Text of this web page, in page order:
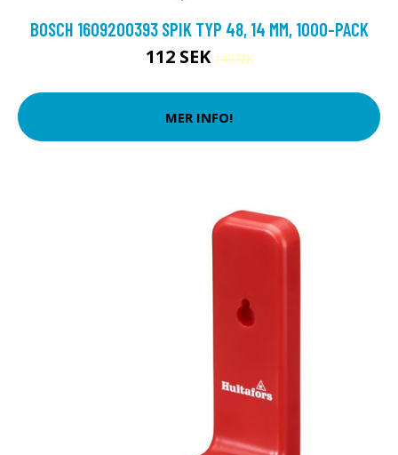
BOSCH 1609200393 SPIK TYP 48, 14 MM, 1000-PACK
112 SEK140 SEK
MER INFO!